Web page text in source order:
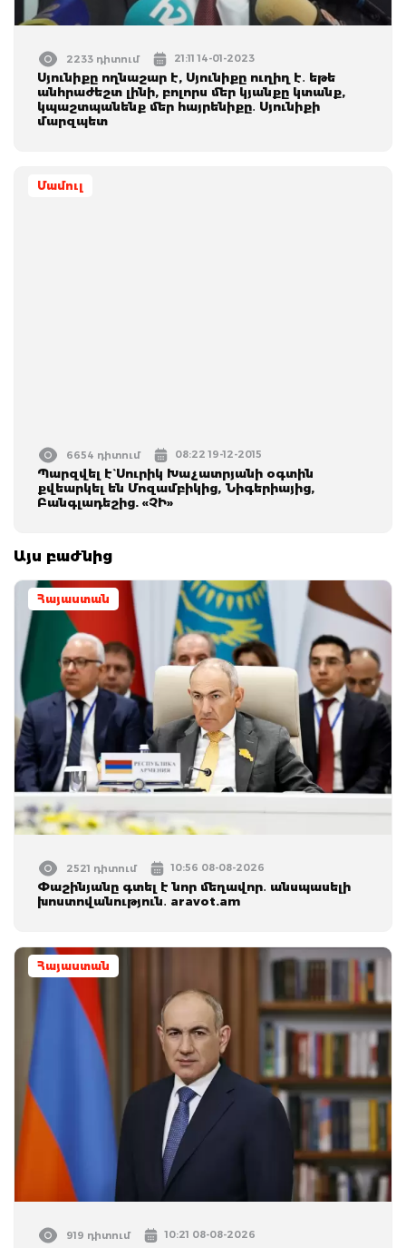
2233 դիտում 21:11 14-01-2023
Սյունիքը ողնաշար է, Սյունիքը ուղիղ է․ եթե
անհրաժեշտ լինի, բոլորս մեր կյանքը կտանք,
կպաշտպանենք մեր հայրենիքը․ Սյունիքի
մարզպետ
Մամուլ
6654 դիտում 08:22 19-12-2015
Պարզվել է` Սուրիկ Խաչատրյանի օգտին
քվեարկել են Մոզամբիկից, Նիգերիայից,
Բանգլադեշից. «ՉԻ»
Այս բաժնից
Հայաստան
2521 դիտում 10:56 08-08-2026
Փաշինյանը գտել է նոր մեղավոր․ անսպասելի
խոստովանություն․ aravot.am
Հայաստան
919 դիտում 10:21 08-08-2026